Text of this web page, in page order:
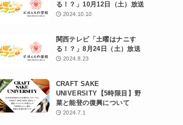
る！？」10月12日（土）放送
2024.10.10
関西テレビ「土曜はナニす
る！？」8月24日（土）放送
2024.8.23
CRAFT SAKE
UNIVERSITY【5時限目】野
菜と能登の復興について
2024.7.1